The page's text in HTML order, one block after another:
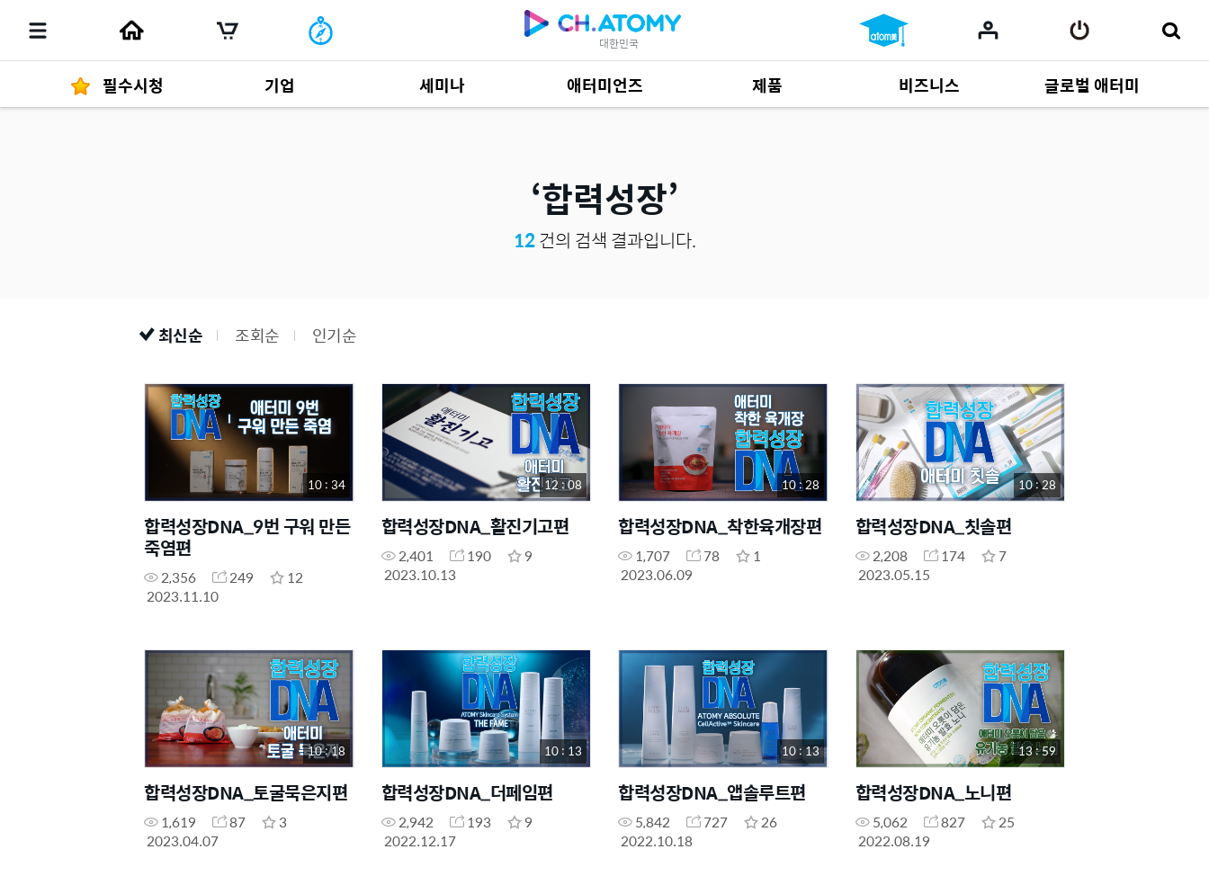
대한민국
필수시청 기업 세미나 애터미언즈 제품
제품 자료685
비즈니스
사업 자료165
글로벌 애터미
합력성장
12건의 검색 결과입니다.
최신순 조회순 인기순
10 : 34
합력성장DNA_9번 구워 만든
죽염편
2,356 249
12
2023.11.10
12 : 08
합력성장DNA_활진기고편
2,401 190
9
2023.10.13
10 : 28
합력성장DNA_착한육개장편
1,707 78
1
2023.06.09
10 : 28
합력성장DNA_칫솔편
2,208 174
7
2023.05.15
10 : 18
합력성장DNA_토굴묵은지편
1,619 87
3
2023.04.07
10 : 13
합력성장DNA_더페임편
2,942 193
9
2022.12.17
10 : 13
합력성장DNA_앱솔루트편
5,842 727
26
2022.10.18
13 : 59
합력성장DNA_노니편
5,062 827
25
2022.08.19